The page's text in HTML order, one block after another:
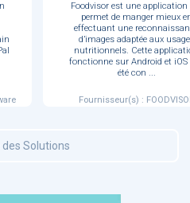
Foodvisor est une application
permet de manger mieux
effectuant une
d’images adaptée aux
nutritionnels. Cette
fonctionne sur Android et iOS
été con ...
Fournisseur(s) :
Solutions